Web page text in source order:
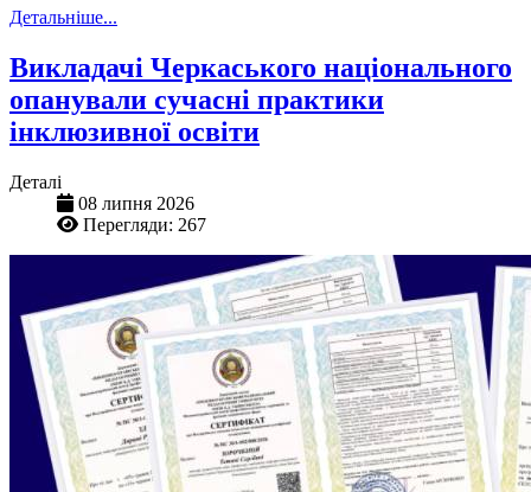
Детальніше...
Викладачі Черкаського національного
опанували сучасні практики
інклюзивної освіти
Деталі
08 липня 2026
Перегляди: 267